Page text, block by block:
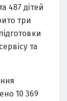
487 дітей
три
та
10 369